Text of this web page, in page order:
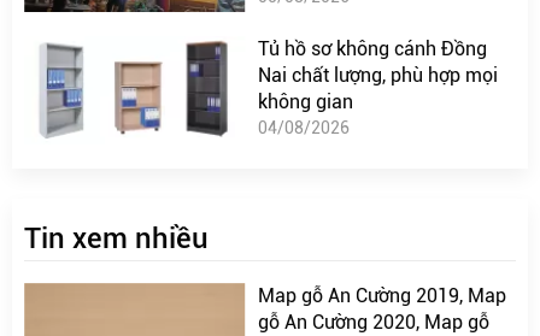
Tủ hồ sơ không cánh Đồng
Nai chất lượng, phù hợp mọi
không gian
04/08/2026
Tin xem nhiều
Map gỗ An Cường 2019, Map
gỗ An Cường 2020, Map gỗ